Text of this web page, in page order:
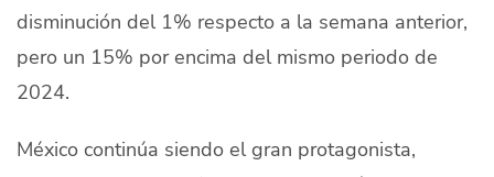
disminución del 1% respecto a la semana anterior,
pero un 15% por encima del mismo periodo de
2024.
México continúa siendo el gran protagonista,